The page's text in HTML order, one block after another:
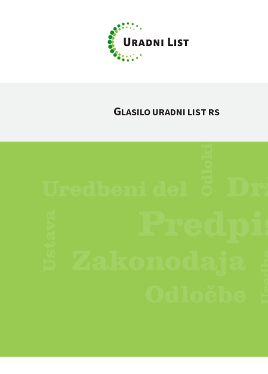
GLASILO URADNI LIST RS